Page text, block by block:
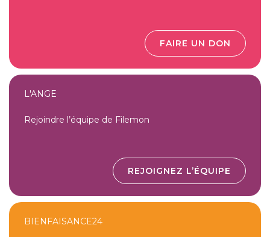
FAIRE UN DON
L'ANGE
Rejoindre l’équipe de Filemon
REJOIGNEZ L’ÉQUIPE
BIENFAISANCE24